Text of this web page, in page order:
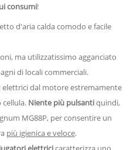
consumi!
d'aria calda comodo e facile
ma utilizzatissimo agganciato
di locali commerciali.
elettrici dal motore estremamente
Niente più pulsantiquindi,
MG88P, per consentire un
più igienica e veloce.